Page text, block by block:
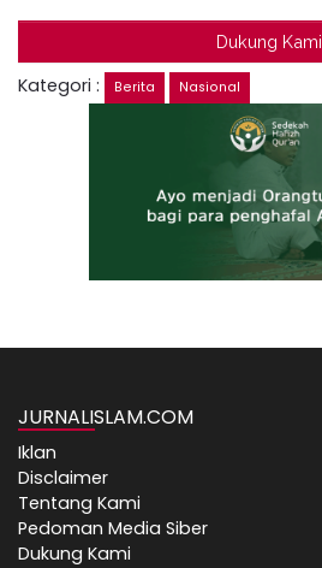
Dukung Kami
Kategori : Berita Nasional
JURNALISLAM.COM
Iklan
Disclaimer
Tentang Kami
Pedoman Media Siber
Dukung Kami